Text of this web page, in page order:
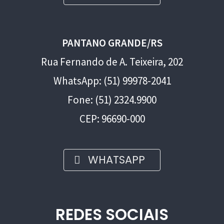
PANTANO GRANDE/RS
Rua Fernando de A. Teixeira, 202
WhatsApp: (51) 99978-2041
Fone: (51) 2324.9900
CEP: 96690-000
WHATSAPP
REDES SOCIAIS